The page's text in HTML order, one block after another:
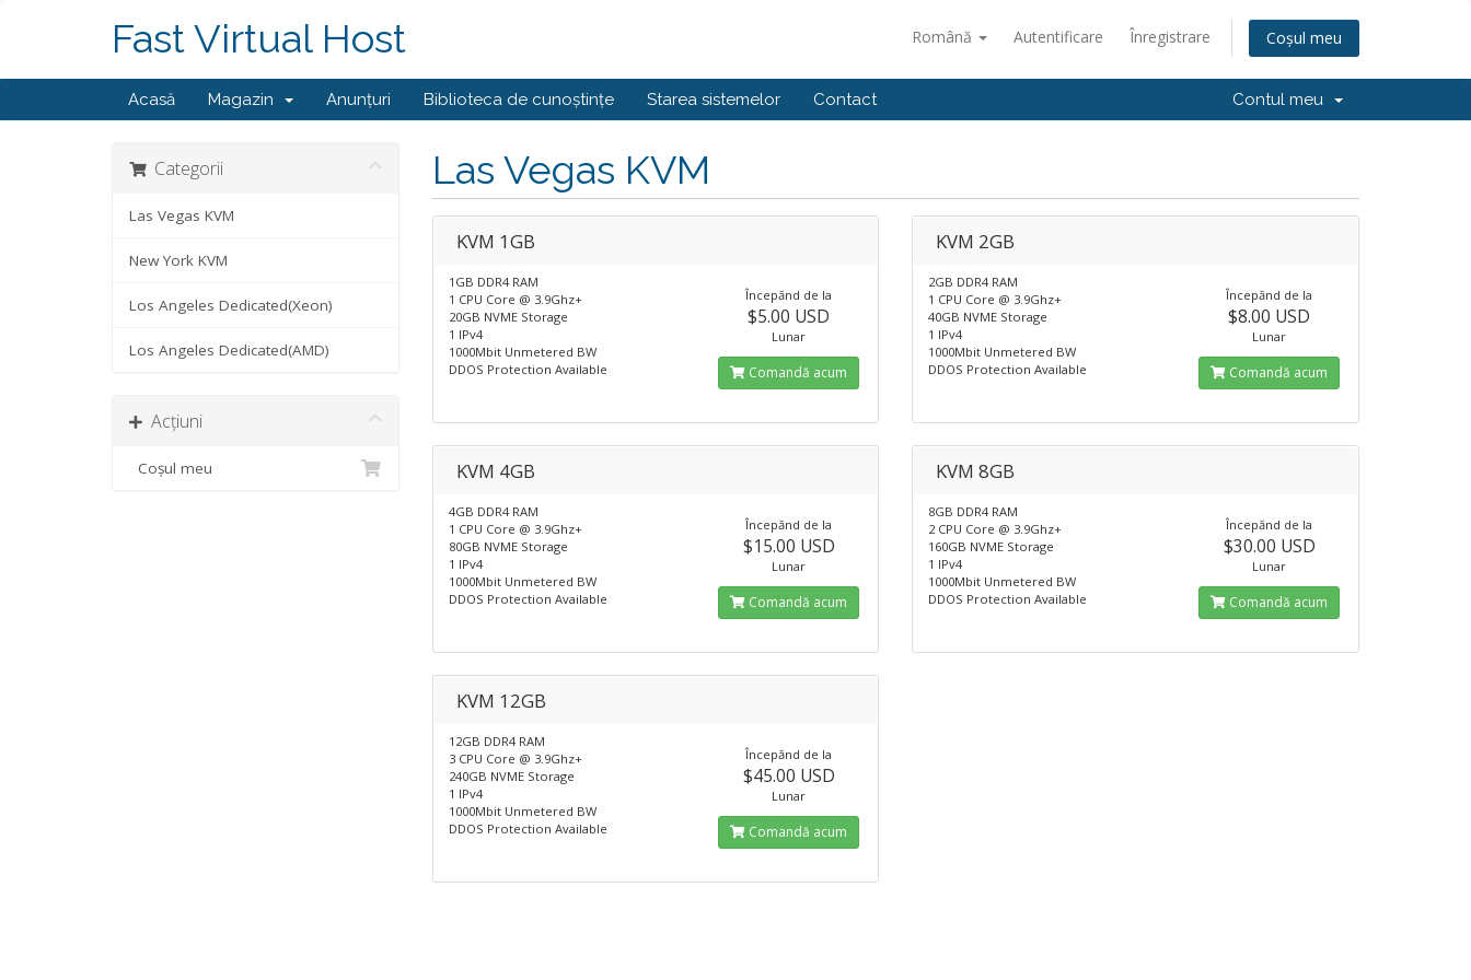
Română Autentificare Înregistrare Coșul meu
Fast Virtual Host
Acasă Magazin Anunțuri Biblioteca de cunoștințe Starea sistemelor Contact Contul meu
Categorii
Las Vegas KVM
New York KVM
Los Angeles Dedicated(Xeon)
Los Angeles Dedicated(AMD)
Acțiuni
Coșul meu
Las Vegas KVM
KVM 1GB
1GB DDR4 RAM
1 CPU Core @ 3.9Ghz+
20GB NVME Storage
1 IPv4
1000Mbit Unmetered BW
DDOS Protection Available
Începănd de la
$5.00 USD
Lunar
Comandă acum
KVM 2GB
2GB DDR4 RAM
1 CPU Core @ 3.9Ghz+
40GB NVME Storage
1 IPv4
1000Mbit Unmetered BW
DDOS Protection Available
Începănd de la
$8.00 USD
Lunar
Comandă acum
KVM 4GB
4GB DDR4 RAM
1 CPU Core @ 3.9Ghz+
80GB NVME Storage
1 IPv4
1000Mbit Unmetered BW
DDOS Protection Available
Începănd de la
$15.00 USD
Lunar
Comandă acum
KVM 8GB
8GB DDR4 RAM
2 CPU Core @ 3.9Ghz+
160GB NVME Storage
1 IPv4
1000Mbit Unmetered BW
DDOS Protection Available
Începănd de la
$30.00 USD
Lunar
Comandă acum
KVM 12GB
12GB DDR4 RAM
3 CPU Core @ 3.9Ghz+
240GB NVME Storage
1 IPv4
1000Mbit Unmetered BW
DDOS Protection Available
Începănd de la
$45.00 USD
Lunar
Comandă acum